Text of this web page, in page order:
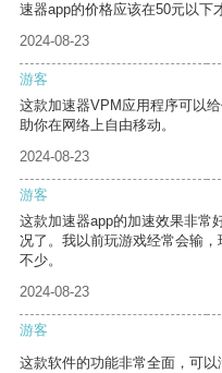
速器app的价格应该在50元以下
2024-08-23
游客
这款加速器VPM应用程序可以
助你在网络上自由移动。
2024-08-23
游客
这款加速器app的加速效果非常
况了。我以前玩游戏经常会输
不少。
2024-08-23
游客
这款软件的功能非常全面，可以